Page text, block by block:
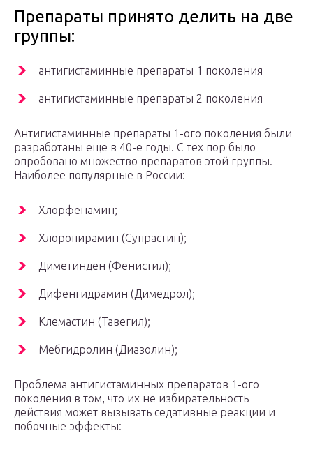
Препараты принято делить на две
группы:
антигистаминные препараты 1 поколения
антигистаминные препараты 2 поколения
Антигистаминные препараты 1-ого поколения были
разработаны еще в 40-е годы. С тех пор было
опробовано множество препаратов этой группы.
Наиболее популярные в России:
Хлорфенамин;
Хлоропирамин (Супрастин);
Диметинден (Фенистил);
Дифенгидрамин (Димедрол);
Клемастин (Тавегил);
Мебгидролин (Диазолин);
Проблема антигистаминных препаратов 1-ого
поколения в том, что их не избирательность
действия может вызывать седативные реакции и
побочные эффекты: